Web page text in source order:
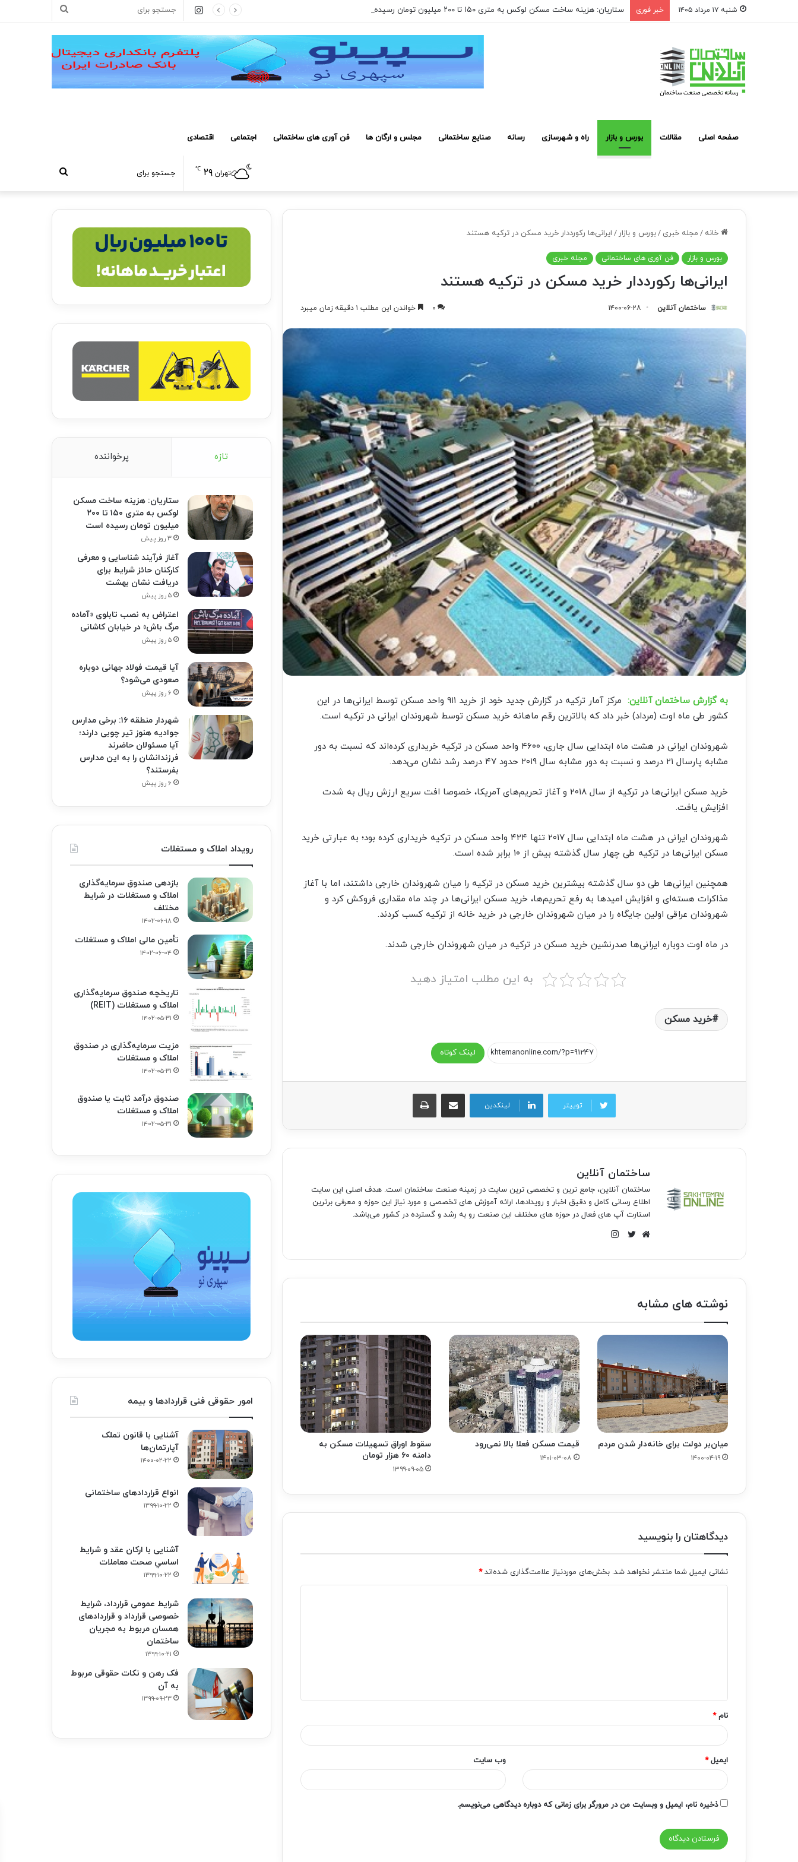
شنبه ۱۷ مرداد ۱۴۰۵ خبر فوری ستاریان: هزینه ساخت مسکن لوکس به متری ۱۵۰ تا ۲۰۰ میلیون تومان رسیده است
جستجو
اینستاگرام
صفحه اصلی مقالات بورس و بازار راه و شهرسازی رسانه صنایع ساختمانی مجلس و ارگان ها فن آوری های ساختمانی اجتماعی اقتصادی
جستجو
برای
تهران ۲۹ ℃
خانه / مجله خبری /بورس و بازار / ایرانی‌ها رکورددار خرید مسکن در ترکیه هستند
بورس و بازار فن آوری های ساختمانی مجله خبری
ایرانی‌ها رکورددار خرید مسکن در ترکیه هستند
ساختمان آنلاین ۱۴۰۰-۰۶-۲۸ ۰ خواندن این مطلب ۱ دقیقه زمان میبرد
به گزارش ساختمان آنلاین:
مرکز آمار ترکیه در گزارش جدید خود از خرید ۹۱۱ واحد مسکن توسط ایرانی‌ها در این
کشور طی ماه اوت (مرداد) خبر داد که بالاترین رقم ماهانه خرید مسکن توسط شهروندان ایرانی در ترکیه است.
شهروندان ایرانی در هشت ماه ابتدایی سال جاری، ۴۶۰۰ واحد مسکن در ترکیه خریداری کرده‌اند که نسبت به دور
مشابه پارسال ۲۱ درصد و نسبت به دور مشابه سال ۲۰۱۹ حدود ۴۷ درصد رشد نشان می‌دهد.
خرید مسکن ایرانی‌ها در ترکیه از سال ۲۰۱۸ و آغاز تحریم‌های آمریکا، خصوصا افت سریع ارزش ریال به شدت
افزایش یافت.
شهروندان ایرانی در هشت ماه ابتدایی سال ۲۰۱۷ تنها ۴۲۴ واحد مسکن در ترکیه خریداری کرده بود؛ به عبارتی خرید
مسکن ایرانی‌ها در ترکیه طی چهار سال گذشته بیش از ۱۰ برابر شده است.
همچنین ایرانی‌ها طی دو سال گذشته بیشترین خرید مسکن در ترکیه را میان شهروندان خارجی داشتند، اما با آغاز
مذاکرات هسته‌ای و افزایش امیدها به رفع تحریم‌ها، خرید مسکن ایرانی‌ها در چند ماه مقداری فروکش کرد و
شهروندان عراقی اولین جایگاه را در میان شهروندان خارجی در خرید خانه از ترکیه کسب کردند.
در ماه اوت دوباره ایرانی‌ها صدرنشین خرید مسکن در ترکیه در میان شهروندان خارجی شدند.
به این مطلب امتیاز دهید
خرید مسکن
لینک کوتاه
توییتر لینکدین
اشتراک گذاری از طریق ایمیل چاپ
ساختمان آنلاین
ساختمان آنلاین، جامع ترین و تخصصی ترین سایت در زمینه صنعت ساختمان است. هدف اصلی این سایت
اطلاع رسانی کامل و دقیق اخبار و رویدادها، ارائه آموزش های تخصصی و مورد نیاز این حوزه و معرفی برترین
استارت آپ های فعال در حوزه های مختلف این صنعت رو به رشد و گسترده در کشور می‌باشد.
نوشته های مشابه
میان‌بر دولت برای خانه‌دار شدن مردم
۱۴۰۰-۰۴-۱۹
قیمت مسکن فعلا بالا نمی‌رود
۱۴۰۱-۰۳-۰۸
سقوط اوراق تسهیلات مسکن به
دامنه ۶۰ هزار تومان
۱۳۹۹-۰۹-۰۵
دیدگاهتان را بنویسید
نشانی ایمیل شما منتشر نخواهد شد. بخش‌های موردنیاز علامت‌گذاری شده‌اند*
*
نام*
ایمیل* وب‌ سایت
ذخیره نام، ایمیل و وبسایت من در مرورگر برای زمانی که دوباره دیدگاهی می‌نویسم.
تازه پرخواننده
ستاریان: هزینه ساخت مسکن
لوکس به متری ۱۵۰ تا ۲۰۰
میلیون تومان رسیده است
۳ روز پیش
آغاز فرآیند شناسایی و معرفی
کارکنان حائز شرایط برای
دریافت نشان بهشت
۵ روز پیش
اعتراض به نصب تابلوی «آماده
مرگ باش» در خیابان کاشانی
۵ روز پیش
آیا قیمت فولاد جهانی دوباره
صعودی می‌شود؟
۶ روز پیش
شهردار منطقه ۱۶: برخی مدارس
جوادیه هنوز تیر چوبی دارند؛
آیا مسئولان حاضرند
فرزندانشان را به این مدارس
بفرستند؟
۶ روز پیش
رویداد املاک و مستغلات
بازدهی صندوق سرمایه‌گذاری
املاک و مستغلات در شرایط
مختلف
۱۴۰۲-۰۶-۱۸
تأمین مالی املاک و مستغلات
۱۴۰۲-۰۶-۰۴
تاریخچه صندوق سرمایه‌گذاری
املاک و مستغلات (REIT)
۱۴۰۲-۰۵-۳۱
مزیت سرمایه‌گذاری در صندوق
املاک و مستغلات
۱۴۰۲-۰۵-۳۱
صندوق درآمد ثابت یا صندوق
املاک و مستغلات
۱۴۰۲-۰۵-۳۱
امور حقوقی فنی قراردادها و بیمه
آشنایی با قانون تملک
آپارتمان‌ها
۱۴۰۰-۰۲-۲۲
انواع قراردادهای ساختمانی
۱۳۹۹-۱۰-۲۲
آشنایی با ارکان عقد و شرايط
اساسي صحت معاملات
۱۳۹۹-۱۰-۲۲
شرایط عمومی قرارداد، شرایط
خصوصی قرارداد و قراردادهای
همسان مربوط به مجریان
ساختمان
۱۳۹۹-۱۰-۲۱
فک‌ رهن و نکات حقوقی مربوط
به آن
۱۳۹۹-۰۹-۲۳